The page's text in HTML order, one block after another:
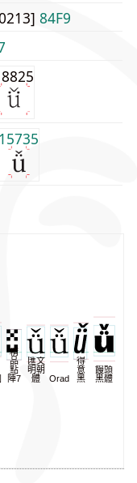
84F9
15735
精
品
點
陣7
匯文
明朝
體
Oradano
得
意
黑
饅頭
黑體